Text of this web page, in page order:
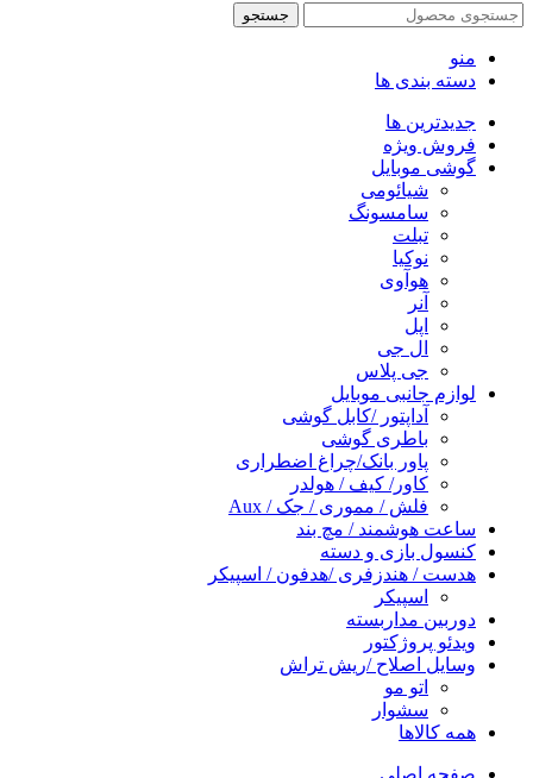
جستجو
منو
دسته بندی ها
جدیدترین ها
فروش ویژه
گوشی موبایل
شیائومی
سامسونگ
تبلت
نوکیا
هوآوی
آنر
اپل
ال جی
جی پلاس
لوازم جانبی موبایل
آداپتور /کابل گوشی
باطری گوشی
پاور بانک/چراغ اضطراری
کاور/ کیف / هولدر
فلش / مموری / جک / Aux
ساعت هوشمند / مچ بند
کنسول بازی و دسته
هدست / هندزفری /هدفون / اسپیکر
اسپیکر
دوربین مداربسته
ویدئو پروژکتور
وسایل اصلاح /ریش تراش
اتو مو
سشوار
همه کالاها
صفحه اصلی